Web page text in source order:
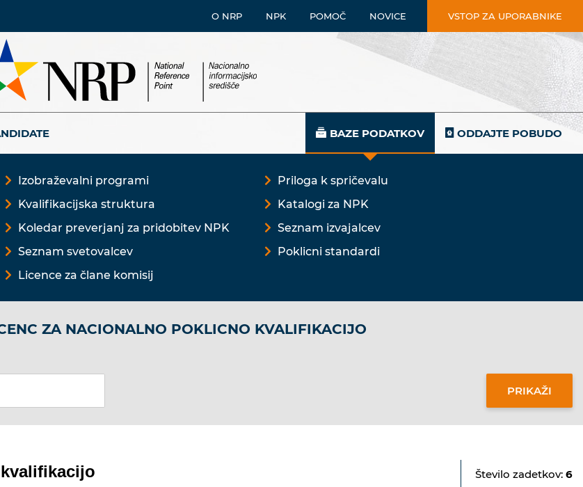
O NRP NPK POMOČ NOVICE VSTOP ZA UPORABNIKE
BAZE PODATKOV ODDAJTE POBUDO
Izobraževalni programi
Kvalifikacijska struktura
Koledar preverjanj za pridobitev NPK
Seznam svetovalcev
Licence za člane komisij
Priloga k spričevalu
Katalogi za NPK
Seznam izvajalcev
Poklicni standardi
ZA NACIONALNO POKLICNO KVALIFIKACIJO
Število zadetkov: 6